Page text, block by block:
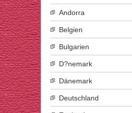
Andorra
Belgien
Bulgarien
D?nemark
Dänemark
Deutschland